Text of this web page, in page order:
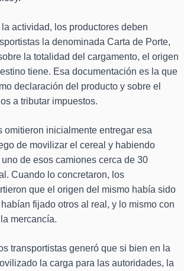
actividad, los productores deben
la denominada Carta de Porte,
la totalidad del cargamento, el origen
tiene. Esa documentación es la que
declaración del producto y sobre el
a tributar impuestos.
omitieron inicialmente entregar esa
de movilizar el cereal y habiendo
de esos camiones cerca de 30
Cuando lo concretaron, los
que el origen del mismo había sido
fijado otros al real, y lo mismo con
mercancía.
transportistas generó que si bien en la
la carga para las autoridades, la